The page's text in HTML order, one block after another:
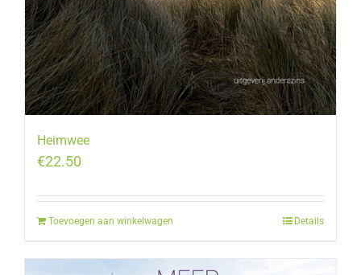
Heimwee
€22.50
Toevoegen aan winkelwagen Details